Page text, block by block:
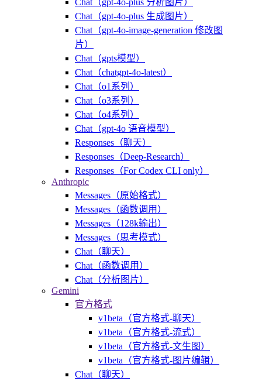
Chat（gpt-4o-plus 生成图片）
Chat（gpt-4o-image-generation 修改图
片）
Chat（gpts模型）
Chat（chatgpt-4o-latest）
Chat（o1系列）
Chat（o3系列）
Chat（o4系列）
Chat（gpt-4o 语音模型）
Responses（聊天）
Responses（Deep-Research）
Responses（For Codex CLI only）
Anthropic
Messages（原始格式）
Messages（函数调用）
Messages（128k输出）
Messages（思考模式）
Chat（聊天）
Chat（函数调用）
Chat（分析图片）
Gemini
官方格式
v1beta（官方格式-聊天）
v1beta（官方格式-流式）
v1beta（官方格式-文生图）
v1beta（官方格式-图片编辑）
Chat（聊天）